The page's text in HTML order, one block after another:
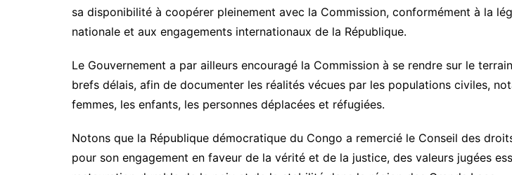
sa disponibilité à coopérer pleinement avec la Commission, conformément à la
nationale et aux engagements internationaux de la République.
Le Gouvernement a par ailleurs encouragé la Commission à se rendre sur le
brefs délais, afin de documenter les réalités vécues par les populations civiles,
femmes, les enfants, les personnes déplacées et réfugiées.
Notons que la République démocratique du Congo a remercié le Conseil des
pour son engagement en faveur de la vérité et de la justice, des valeurs jugées